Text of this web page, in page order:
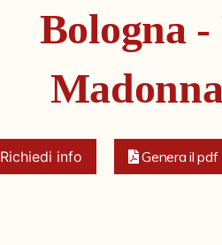
Bologna -
Richiedi info Genera il pdf